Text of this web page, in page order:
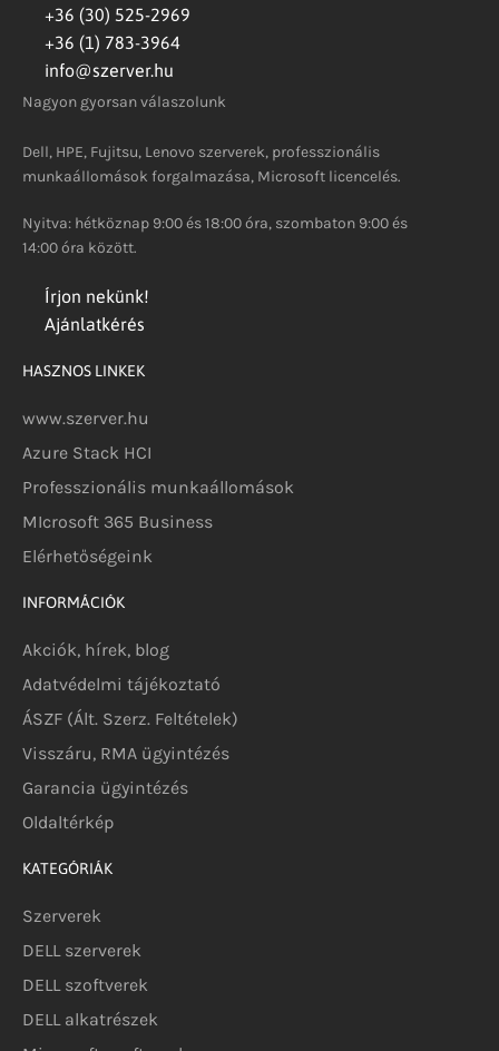
+36 (30) 525-2969
+36 (1) 783-3964
info@szerver.hu
Nagyon gyorsan válaszolunk
Dell, HPE, Fujitsu, Lenovo szerverek, professzionális
munkaállomások forgalmazása, Microsoft licencelés.
Nyitva: hétköznap 9:00 és 18:00 óra, szombaton 9:00 és
14:00 óra között.
Írjon nekünk!
Ajánlatkérés
HASZNOS LINKEK
www.szerver.hu
Azure Stack HCI
Professzionális munkaállomások
MIcrosoft 365 Business
Elérhetőségeink
INFORMÁCIÓK
Akciók, hírek, blog
Adatvédelmi tájékoztató
ÁSZF (Ált. Szerz. Feltételek)
Visszáru, RMA ügyintézés
Garancia ügyintézés
Oldaltérkép
KATEGÓRIÁK
Szerverek
DELL szerverek
DELL szoftverek
DELL alkatrészek